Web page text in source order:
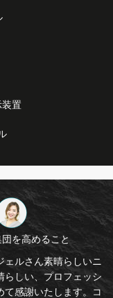
装置
を高めること
ェルさん素晴らしいニ
らしい、プロフェッシ
て感謝いたします。コ